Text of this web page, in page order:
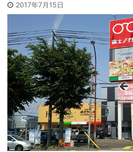
2017年7月15日